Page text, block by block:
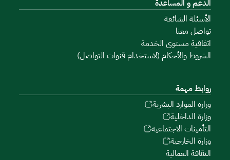
الدعم و المساعدة
الأسئلة الشائعة
تواصل معنا
اتفاقية مستوى الخدمة
الشروط والأحكام (لاستخدام قنوات التواصل)
روابط مهمة
وزارة الموارد البشرية
وزارة الداخلية
التأمينات الاجتماعية
وزارة الخارجية
الثقافة العمالية